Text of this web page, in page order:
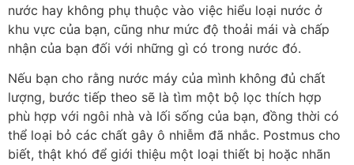
nước hay không phụ thuộc vào việc hiểu loại nước ở
khu vực của bạn, cũng như mức độ thoải mái và chấp
nhận của bạn đối với những gì có trong nước đó.
Nếu bạn cho rằng nước máy của mình không đủ chất
lượng, bước tiếp theo sẽ là tìm một bộ lọc thích hợp
phù hợp với ngôi nhà và lối sống của bạn, đồng thời có
thể loại bỏ các chất gây ô nhiễm đã nhắc. Postmus cho
biết, thật khó để giới thiệu một loại thiết bị hoặc nhãn